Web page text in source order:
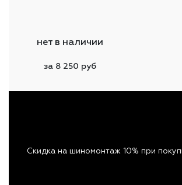
нет в наличии
за 8 250 руб
Скидка на шиномонтаж 10% при